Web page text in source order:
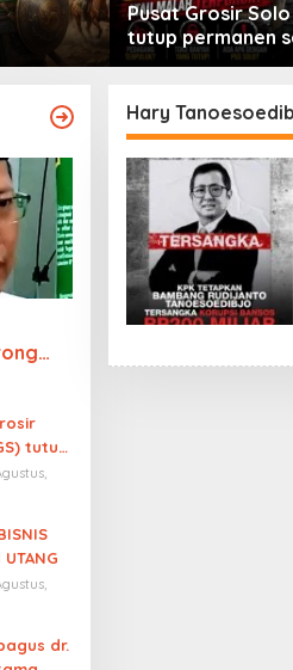
Pusat Grosir Solo
tutup permanen
beroperasi
tutup
tahun.
UTANG
dr.
Hary